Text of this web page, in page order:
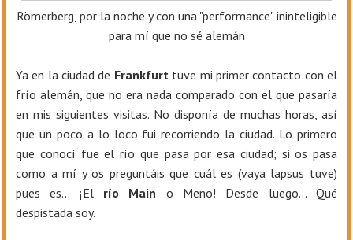
Römerberg, por la noche y con una "performance" ininteligible
para mí que no sé alemán
Ya en la ciudad de Frankfurt tuve mi primer contacto con el
frío alemán, que no era nada comparado con el que pasaría
en mis siguientes visitas. No disponía de muchas horas, así
que un poco a lo loco fui recorriendo la ciudad. Lo primero
que conocí fue el río que pasa por esa ciudad; si os pasa
como a mí y os preguntáis que cuál es (vaya lapsus tuve)
pues es… ¡El río Main o Meno! Desde luego… Qué
despistada soy.